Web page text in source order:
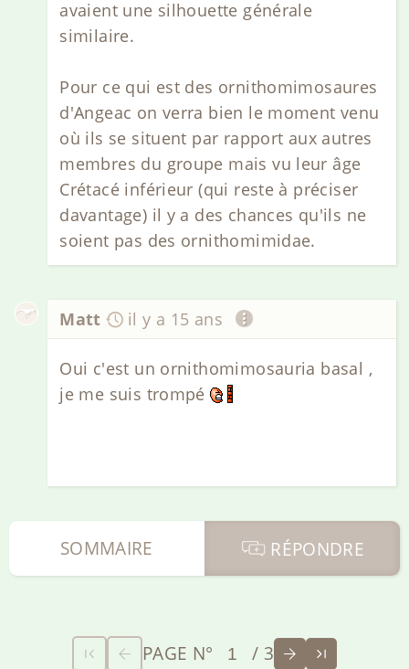
avaient une silhouette générale
similaire.
Pour ce qui est des ornithomimosaures
d'Angeac on verra bien le moment venu
où ils se situent par rapport aux autres
membres du groupe mais vu leur âge
Crétacé inférieur (qui reste à préciser
davantage) il y a des chances qu'ils ne
soient pas des ornithomimidae.
Matt il y a 15 ans
Oui c'est un ornithomimosauria basal ,
je me suis trompé
RÉPONDRE
SOMMAIRE
PAGE N° / 3